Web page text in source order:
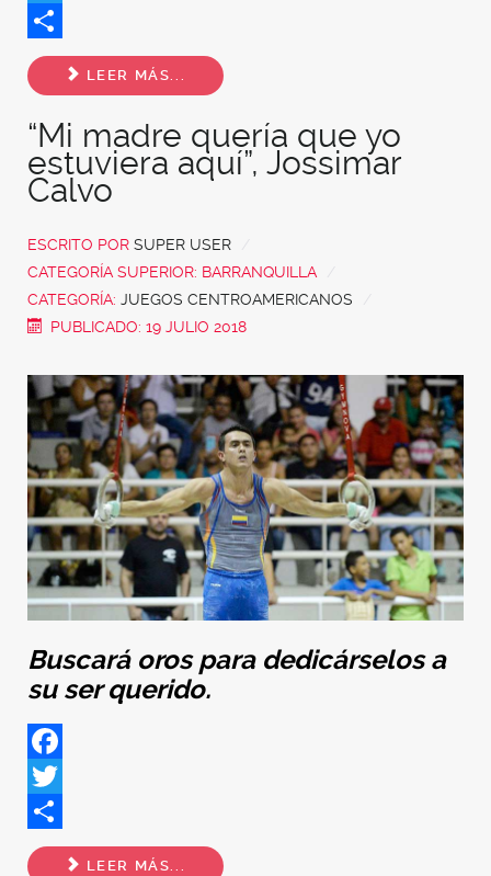
Twitter
Share
LEER MÁS...
“Mi madre quería que yo
estuviera aquí”, Jossimar
Calvo
ESCRITO POR SUPER USER
CATEGORÍA SUPERIOR: BARRANQUILLA
CATEGORÍA: JUEGOS CENTROAMERICANOS
PUBLICADO: 19 JULIO 2018
Buscará oros para dedicárselos a
su ser querido.
Facebook
Twitter
Share
LEER MÁS...